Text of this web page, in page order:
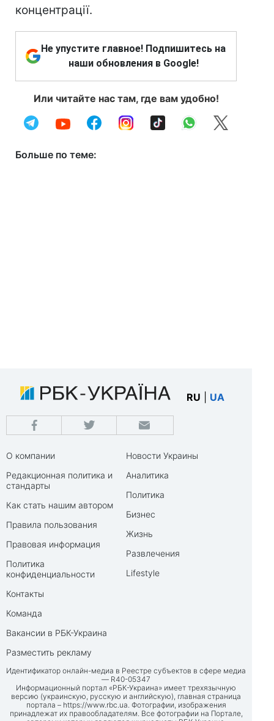
концентрації.
Не упустите главное! Подпишитесь на
наши обновления в Google!
Или читайте нас там, где вам удобно!
Больше по теме:
RU UA
О компании
Редакционная политика и
стандарты
Как стать нашим автором
Правила пользования
Правовая информация
Политика
конфиденциальности
Контакты
Команда
Вакансии в РБК-Украина
Разместить рекламу
Новости Украины
Аналитика
Политика
Бизнес
Жизнь
Развлечения
Lifestyle
Идентификатор онлайн-медиа в Реестре субъектов в сфере медиа
— R40-05347
Информационный портал «РБК-Украина» имеет трехязычную
версию (украинскую, русскую и английскую), главная страница
портала – https://www.rbc.ua. Фотографии, изображения
принадлежат их правообладателям. Все фотографии на Портале,